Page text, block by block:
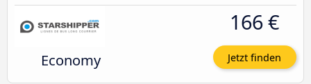
Economy
166 €
Jetzt finden